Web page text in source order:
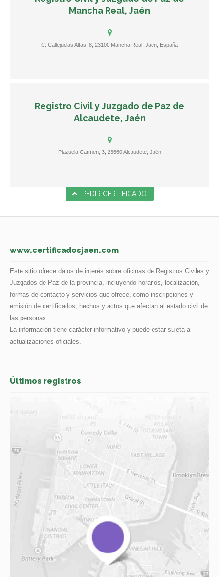
Mancha Real, Jaén
C. Callejuelas Altas, 8, 23100 Mancha Real, Jaén, España
Registro Civil y Juzgado de Paz de
Alcaudete, Jaén
Plazuela Carmen, 3, 23660 Alcaudete, Jaén
PEDIR CERTIFICADO
www.certificadosjaen.com
Este sitio ofrece datos de interés sobre oficinas de Registros Civiles y
Juzgados de Paz de la provincia, incluyendo horarios, localización,
formas de contacto y servicios que ofrece, como inscripciones y
emisión de certificados, hechos y actos que afectan al estado civil de
las personas.
La información tiene carácter informativo y puede estar sujeta a
actualizaciones oficiales.
Últimos registros